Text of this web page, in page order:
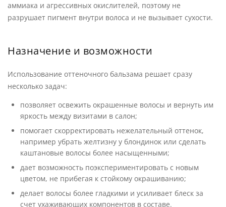
аммиака и агрессивных окислителей, поэтому не
разрушает пигмент внутри волоса и не вызывает сухости.
Назначение и возможности
Использование оттеночного бальзама решает сразу
несколько задач:
позволяет освежить окрашенные волосы и вернуть им
яркость между визитами в салон;
помогает скорректировать нежелательный оттенок,
например убрать желтизну у блондинок или сделать
каштановые волосы более насыщенными;
дает возможность поэкспериментировать с новым
цветом, не прибегая к стойкому окрашиванию;
делает волосы более гладкими и усиливает блеск за
счет ухаживающих компонентов в составе.